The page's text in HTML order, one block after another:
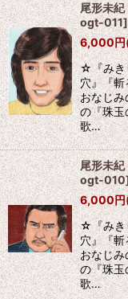
尾形未
ogt-011]
6,000円
☆『みき
穴』『
おなじみ
の『珠玉
歌…
尾形未
ogt-010
6,000円
☆『みき
穴』『
おなじみ
の『珠玉
歌…